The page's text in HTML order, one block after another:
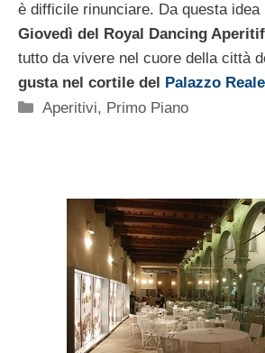
è difficile rinunciare. Da questa idea
Giovedì del Royal Dancing Aperitif
tutto da vivere nel cuore della città
gusta nel cortile del
Palazzo Reale
Categorie
Aperitivi, Primo Piano